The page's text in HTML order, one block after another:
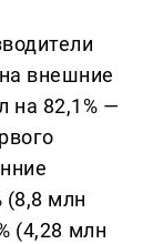
внешние
на 82,1% —
(8,8 млн
(4,28 млн